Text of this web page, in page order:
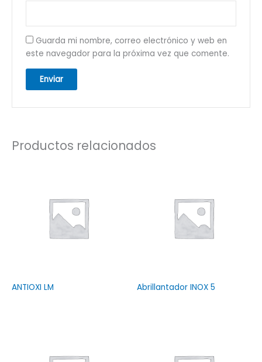
Guarda mi nombre, correo electrónico y web en
este navegador para la próxima vez que comente.
Productos relacionados
ANTIOXI LM Abrillantador INOX 5